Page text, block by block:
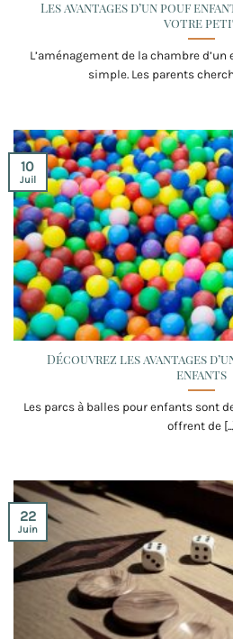
Les avantages d’un pouf
votre
L’aménagement de la chambre d’un
simple. Les parents
Découvrez les avantages
enfants
Les parcs à balles pour enfants sont
offrent de
10
Juil
22
Juin